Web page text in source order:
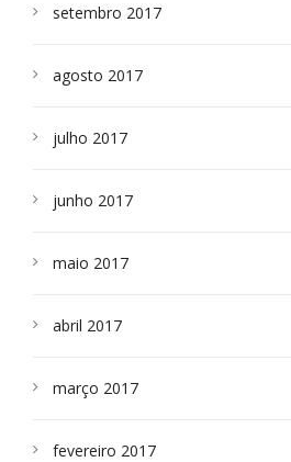
setembro 2017
agosto 2017
julho 2017
junho 2017
maio 2017
abril 2017
março 2017
fevereiro 2017